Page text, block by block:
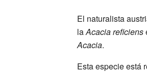
El naturalista
laAcacia reficiens
Acacia.
Esta especie está